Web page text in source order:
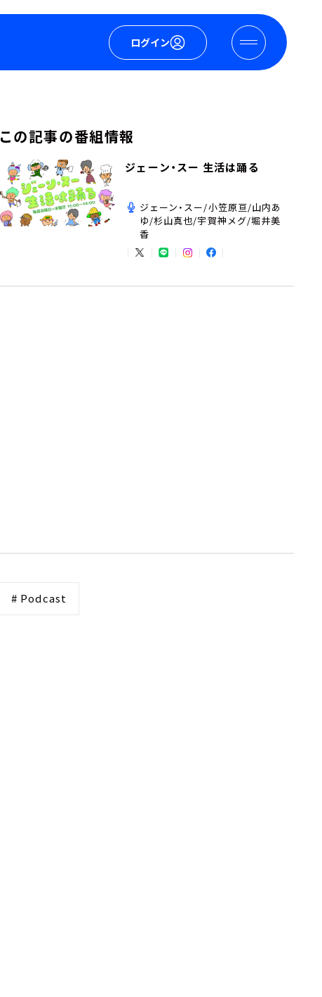
ログイン
この記事の番組情報
ジェーン・スー 生活は踊る
ジェーン・スー/小笠原亘/山内あ
ゆ/杉山真也/宇賀神メグ/堀井美
香
# Podcast